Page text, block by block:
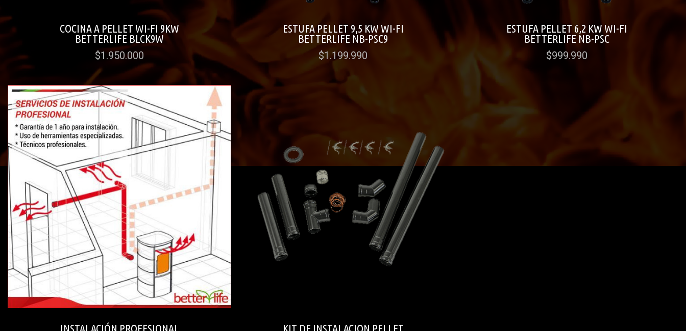
COCINA A PELLET WI-FI 9KW
BETTERLIFE BLCK9W
$1.950.000
ESTUFA PELLET 9,5 KW WI-FI
BETTERLIFE NB-PSC9
$1.199.990
ESTUFA PELLET 6,2 KW WI-FI
BETTERLIFE NB-PSC
$999.990
INSTALACIÓN PROFESIONAL
KIT DE INSTALACION PELLET